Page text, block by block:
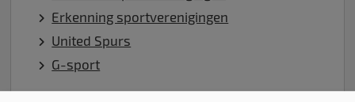
Erkenning sportverenigingen
United Spurs
G-sport